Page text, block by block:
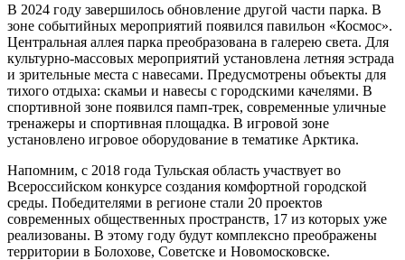
В 2024 году завершилось обновление другой части парка. В
зоне событийных мероприятий появился павильон «Космос».
Центральная аллея парка преобразована в галерею света. Для
культурно-массовых мероприятий установлена летняя эстрада
и зрительные места с навесами. Предусмотрены объекты для
тихого отдыха: скамьи и навесы с городскими качелями. В
спортивной зоне появился памп-трек, современные уличные
тренажеры и спортивная площадка. В игровой зоне
установлено игровое оборудование в тематике Арктика.
Напомним, с 2018 года Тульская область участвует во
Всероссийском конкурсе создания комфортной городской
среды. Победителями в регионе стали 20 проектов
современных общественных пространств, 17 из которых уже
реализованы. В этому году будут комплексно преображены
территории в Болохове, Советске и Новомосковске.